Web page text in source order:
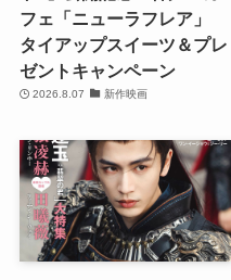
フェ「ニューラフレア」
タイアップスイーツ＆プレ
ゼントキャンペーン
2026.8.07 新作映画